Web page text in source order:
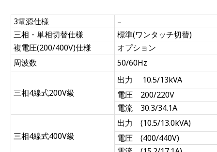
3電源仕様
–
三相・単相切替仕様
標準(ワンタッチ切替)
複電圧(200/400V)仕様
オプション
周波数
50/60Hz
三相4線式200V級
出力 10.5/13kVA
電圧 200/220V
電流 30.3/34.1A
三相4線式400V級
出力 (10.5/13.0kVA)
電圧 (400/440V)